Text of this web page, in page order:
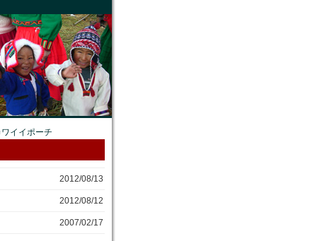
2012/08/13
2012/08/12
2007/02/17